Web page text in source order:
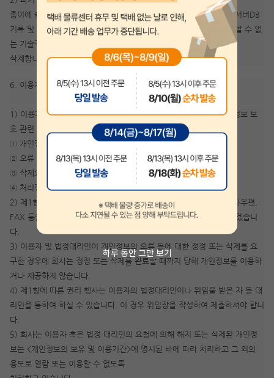
하루 동안 그만 보기
종이에 출력된 개인정보는 분쇄기로 분쇄하거나 소각을 통하여 파기 서버DB
기록 및 전자기기에 사용되는 형태로 저장된 개인정보는 기록을 재생할 수 없
는 기술적 방법을 사용하여
삭제합니다.
6. 이용자 및 법정대리인의 권리와 그 행사방법
1) 이용자 및 법정대리인은 회사에 대해 언제든지 다음 각 호의 개인정보 보
호 관련 권리를 행사할 수 있습니다.
① 개인정보 열람요구
② 오류 등이 있을 경우 정정 요구
③ 삭제요구
④ 처리정지 요구
2) 제1항에 따른 권리 행사는 지안에듀 고객센터를 통한서면이나 전자우편,
FAX 등을 통하여 하실 수 있으며, 회사는 이에 대해 지체없이 조치하겠습니
다.
3) 이용자 및 법정대리인이 개인정보의 오류 등에 대한 정정 또는 삭제를 요
구한 경우에 회사는 정정 또는 삭제를 완료할 때까지 당해 개인정보를 이용하
거나 제공하지 않습니다.
4) 제1항에 따른 권리 행사는 이용자의 법정대리인이나 위임을 받은 자 등 대
리인을 통하여 하실 수 있습니다. 이 경우 위임장을 작성하여 제출하셔야 합니
다.
5) 회사는 이용자 혹은 법정 대리인의 요청에 의해 해지 또는 삭제된 개인정
보는 <개인정보의 보유 및 이용기간>에 명시된 바에 따라 처리하고 그 외의
용도로 열람 또는 이용할 수 없도록